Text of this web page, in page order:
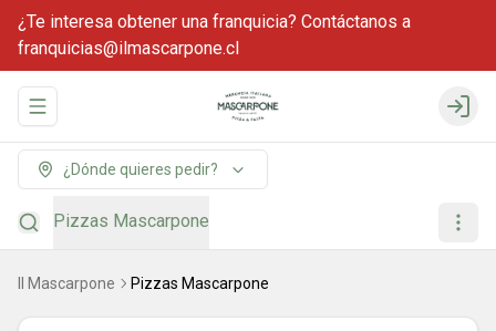
¿Te interesa obtener una franquicia? Contáctanos a
franquicias@ilmascarpone.cl
Abrir menu de navegación Login
¿Dónde quieres pedir?
Pizzas Mascarpone
Il Mascarpone Pizzas Mascarpone